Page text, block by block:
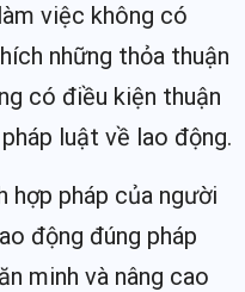
việc không có
những thỏa thuận
có điều kiện thuận
luật về lao động.
hợp pháp của người
động đúng pháp
minh và nâng cao